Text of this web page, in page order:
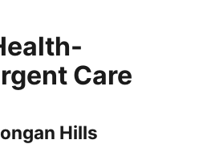
Care
Hills